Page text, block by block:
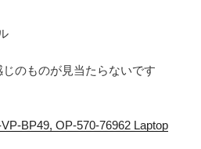
のものが見当たらないです
BP49, OP-570-76962 Laptop